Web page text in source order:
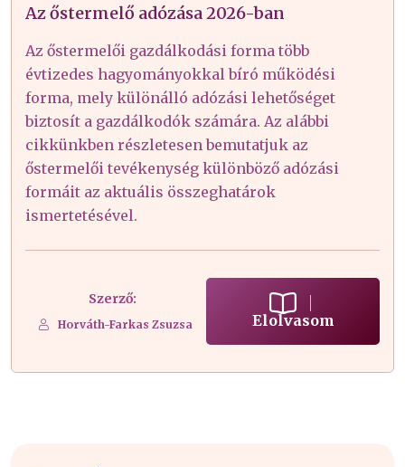
Az őstermelő adózása 2026-ban
Az őstermelői gazdálkodási forma több
évtizedes hagyományokkal bíró működési
forma, mely különálló adózási lehetőséget
biztosít a gazdálkodók számára. Az alábbi
cikkünkben részletesen bemutatjuk az
őstermelői tevékenység különböző adózási
formáit az aktuális összeghatárok
ismertetésével.
Szerző:
Horváth-Farkas Zsuzsa Elolvasom